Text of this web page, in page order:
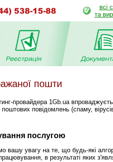
всі
та
пошти
провайдера 1Gb.ua
повідомлень (спаму,
послугою
вашу увагу на те, що будь-які
в результаті яких